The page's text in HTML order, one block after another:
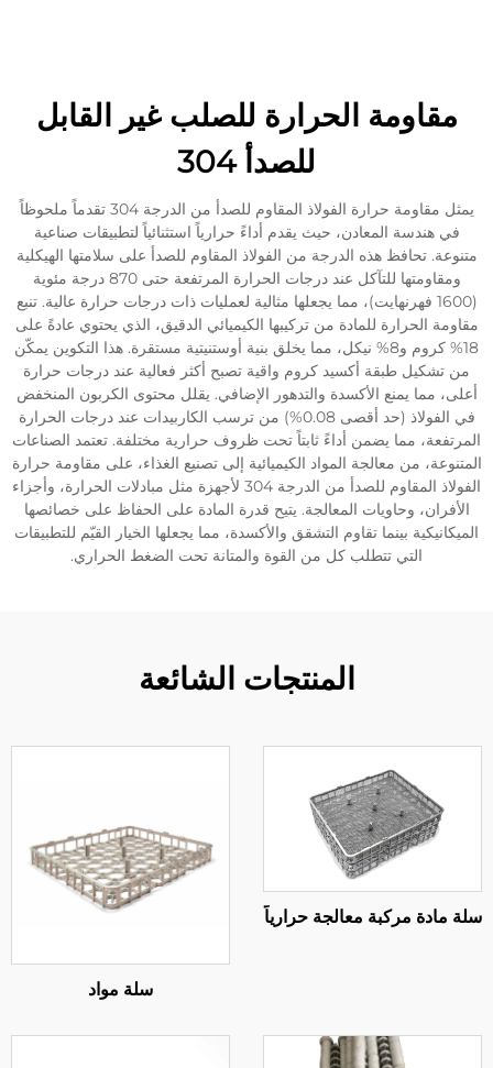
الحرارة للصلب غير القابل
للصدأ 304
يمثل مقاومة حرارة الفولاذ المقاوم للصدأ من الدرجة 304 تقدماً ملحوظاً
هندسة المعادن، حيث يقدم أداءً حرارياً استثنائياً لتطبيقات صناعية
تحافظ هذه الدرجة من الفولاذ المقاوم للصدأ على سلامتها الهيكلية
ومقاومتها للتآكل عند درجات الحرارة المرتفعة حتى 870 درجة مئوية
(1600 فهرنهايت)، مما يجعلها مثالية لعمليات ذات درجات حرارة عالية. تنبع
الحرارة للمادة من تركيبها الكيميائي الدقيق، الذي يحتوي عادةً على
18% كروم و8% نيكل، مما يخلق بنية أوستنيتية مستقرة. هذا التكوين يمكّن
طبقة أكسيد كروم واقية تصبح أكثر فعالية عند درجات حرارة
مما يمنع الأكسدة والتدهور الإضافي. يقلل محتوى الكربون المنخفض
في الفولاذ (حد أقصى 0.08%) من ترسب الكاربيدات عند درجات الحرارة
مما يضمن أداءً ثابتاً تحت ظروف حرارية مختلفة. تعتمد الصناعات
من معالجة المواد الكيميائية إلى تصنيع الغذاء، على مقاومة حرارة
الفولاذ المقاوم للصدأ من الدرجة 304 لأجهزة مثل مبادلات الحرارة، وأجزاء
وحاويات المعالجة. يتيح قدرة المادة على الحفاظ على خصائصها
بينما تقاوم التشقق والأكسدة، مما يجعلها الخيار القيّم للتطبيقات
التي تتطلب كل من القوة والمتانة تحت الضغط الحراري.
المنتجات الشائعة
مركبة معالجة حرارياً
سلة مواد